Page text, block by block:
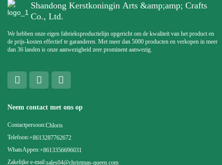
Shandong Kerstkoningin Arts &amp;amp; Crafts
Co., Ltd.
We hebben onze eigen fabrieksproductielijn opgericht om de kwaliteit van het product en
de prijs-kosten effectief te garanderen. Met meer dan 5000 producten en verkopen in meer
dan 36 landen is onze aanwezigheid zeer prominent aanwezig.
Neem contact met ons op
Contactpersoon:Chloris
Telefoon:+8613287762672
WhatsAppen:+8613356696031
Zakelijke e-mail:sales04@christmas-queen.com